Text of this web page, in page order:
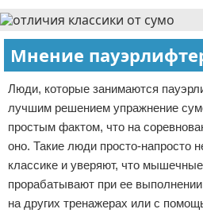
Мнение
Люди, которые занимаются
лучшим решением упражнение
простым фактом, что на
оно. Такие люди просто-напросто
классике и уверяют, что
прорабатывают при ее
на других тренажерах или с